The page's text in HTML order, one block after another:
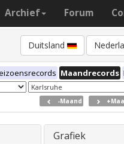
Archief Forum
Duitsland
Maandrecords
-Maand
Grafiek